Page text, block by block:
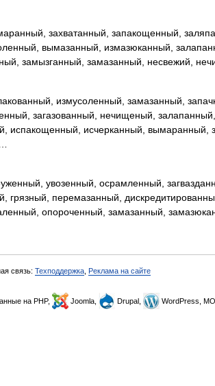
захватанный, запакощенный,
вымазанный, измазюканный,
замызганный, замазанный, несвежий,
измусоленный, замазанный,
загазованный, нечищеный,
испакощенный, исчерканный, вымаранный,
увозенный, осрамленный,
грязный, перемазанный,
опороченный, замазанный,
связь: Техподдержка Реклама на сайте
на PHP, Joomla, Drupal, WordPress,